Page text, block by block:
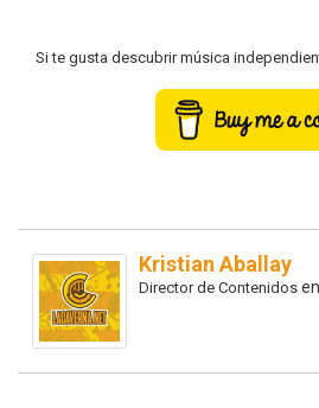
Si te gusta descubrir música
Kristian Aballay
Director de Contenidos en